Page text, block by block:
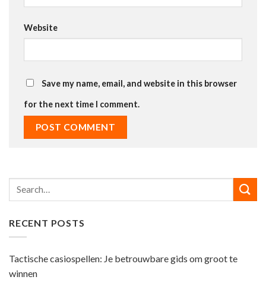
Website
Save my name, email, and website in this browser
for the next time I comment.
RECENT POSTS
Tactische casiospellen: Je betrouwbare gids om groot te
winnen